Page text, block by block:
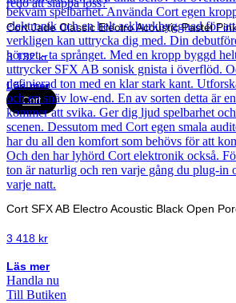
Cort Jade Classic Electro Acoustic Pastel
3 132kr
Läs mer
Cort
Cort SFX AB Electro Acoustic Black Open
3 418 kr
Läs mer
Handla nu
Till Butiken